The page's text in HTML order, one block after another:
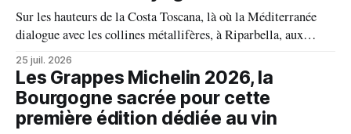
Sur les hauteurs de la Costa Toscana, là où la Méditerranée
dialogue avec les collines métallifères, à Riparbella, aux
portes de Bolgheri, Caiarossa cultive une autre idée du grand
vin, celle d'un équilibre vivant entre la terre, les cépages et le
temps.
25 juil. 2026
Les Grappes Michelin 2026, la
Bourgogne sacrée pour cette
première édition dédiée au vin